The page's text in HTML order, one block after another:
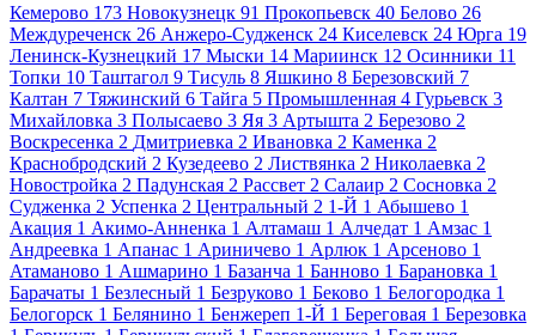
Кемерово 173 Новокузнецк 91 Прокопьевск 40 Белово 26
Междуреченск 26 Анжеро-Судженск 24 Киселевск 24 Юрга 19
Ленинск-Кузнецкий 17 Мыски 14 Мариинск 12 Осинники 11
Топки 10 Таштагол 9 Тисуль 8 Яшкино 8 Березовский 7
Калтан 7 Тяжинский 6 Тайга 5 Промышленная 4 Гурьевск 3
Михайловка 3 Полысаево 3 Яя 3 Артышта 2 Березово 2
Воскресенка 2 Дмитриевка 2 Ивановка 2 Каменка 2
Краснобродский 2 Кузедеево 2 Листвянка 2 Николаевка 2
Новостройка 2 Падунская 2 Рассвет 2 Салаир 2 Сосновка 2
Судженка 2 Успенка 2 Центральный 2 1-Й 1 Абышево 1
Акация 1 Акимо-Анненка 1 Алтамаш 1 Алчедат 1 Амзас 1
Андреевка 1 Апанас 1 Ариничево 1 Арлюк 1 Арсеново 1
Атаманово 1 Ашмарино 1 Базанча 1 Банново 1 Барановка 1
Барачаты 1 Безлесный 1 Безруково 1 Беково 1 Белогородка 1
Белогорск 1 Белянино 1 Бенжереп 1-Й 1 Береговая 1 Березовка